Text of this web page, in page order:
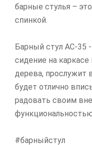
барные стулья –
спинкой.
Барный стул АС-35
сидение на каркасе
дерева, прослужит
будет отлично
радовать своим
#барныйстул